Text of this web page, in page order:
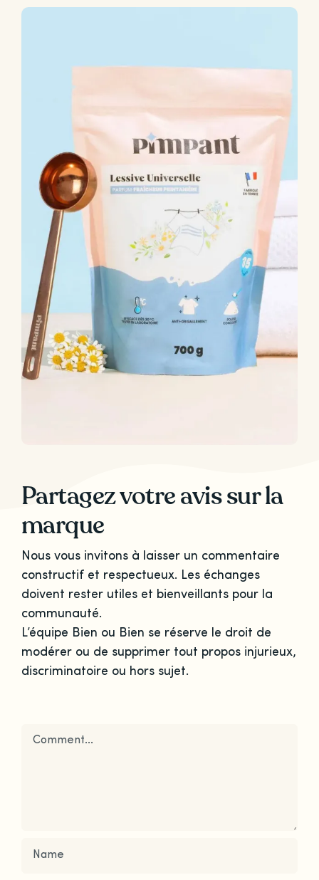
Partagez votre avis sur la
marque
Nous vous invitons à laisser un commentaire
constructif et respectueux. Les échanges
doivent rester utiles et bienveillants pour la
communauté.
L’équipe Bien ou Bien se réserve le droit de
modérer ou de supprimer tout propos injurieux,
discriminatoire ou hors sujet.
Comment